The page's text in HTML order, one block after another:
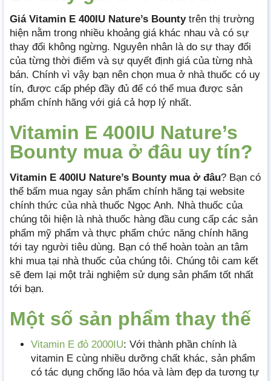
Giá Vitamin E 400IU Nature’s Bounty trên thị trường
hiện nằm trong nhiều khoảng giá khác nhau và có sự
thay đổi không ngừng. Nguyên nhân là do sự thay đổi
của từng thời điểm và sự quyết định giá của từng nhà
bán. Chính vì vậy bạn nên chọn mua ở nhà thuốc có uy
tín, được cấp phép đầy đủ để có thể mua được sản
phẩm chính hãng với giá cả hợp lý nhất.
Vitamin E 400IU Nature’s
Bounty mua ở đâu uy tín?
Vitamin E 400IU Nature’s Bounty muaở đâu? Bạn có
thể bấm mua ngay sản phẩm chính hãng tại website
chính thức của nhà thuốc Ngọc Anh. Nhà thuốc của
chúng tôi hiện là nhà thuốc hàng đầu cung cấp các sản
phẩm mỹ phẩm và thực phẩm chức năng chính hãng
tới tay người tiêu dùng. Bạn có thể hoàn toàn an tâm
khi mua tại nhà thuốc của chúng tôi. Chúng tôi cam kết
sẽ đem lại một trải nghiệm sử dụng sản phẩm tốt nhất
tới bạn.
Một số sản phẩm thay thế
Vitamin E đỏ 2000IU: Với thành phần chính là
vitamin E cùng nhiều dưỡng chất khác, sản phẩm
có tác dụng chống lão hóa và làm đẹp da tương tự